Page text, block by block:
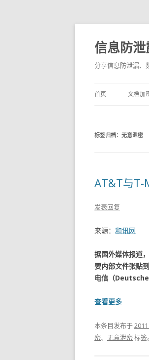
信息防
分享信息防泄漏、
首页 文档加
标签归档： 无意泄密
AT&T与T-
发表回复
来源： 和讯网
据国外媒体报道
要内部文件张贴
电信（
查看更多
本条目发布于
密、 无意泄密标签。